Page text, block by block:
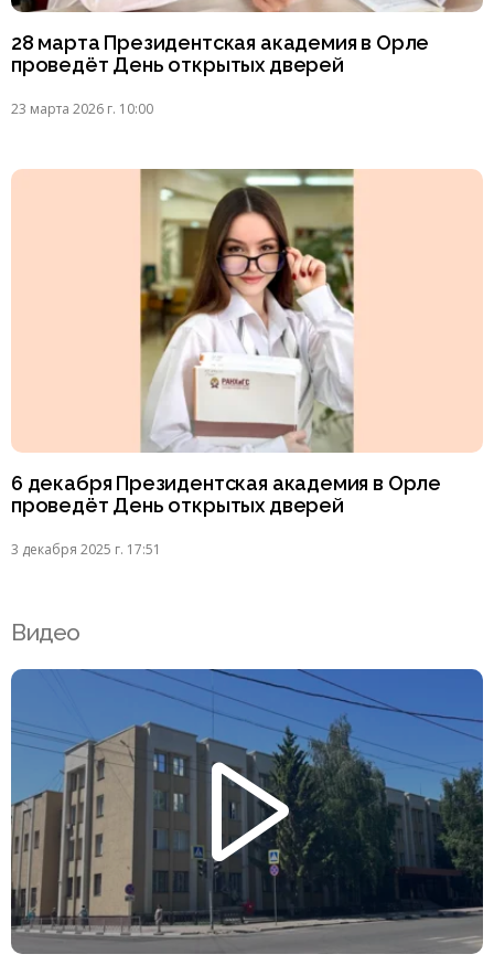
28 марта Президентская академия в Орле
проведёт День открытых дверей
23 марта 2026 г. 10:00
6 декабря Президентская академия в Орле
проведёт День открытых дверей
3 декабря 2025 г. 17:51
Видео